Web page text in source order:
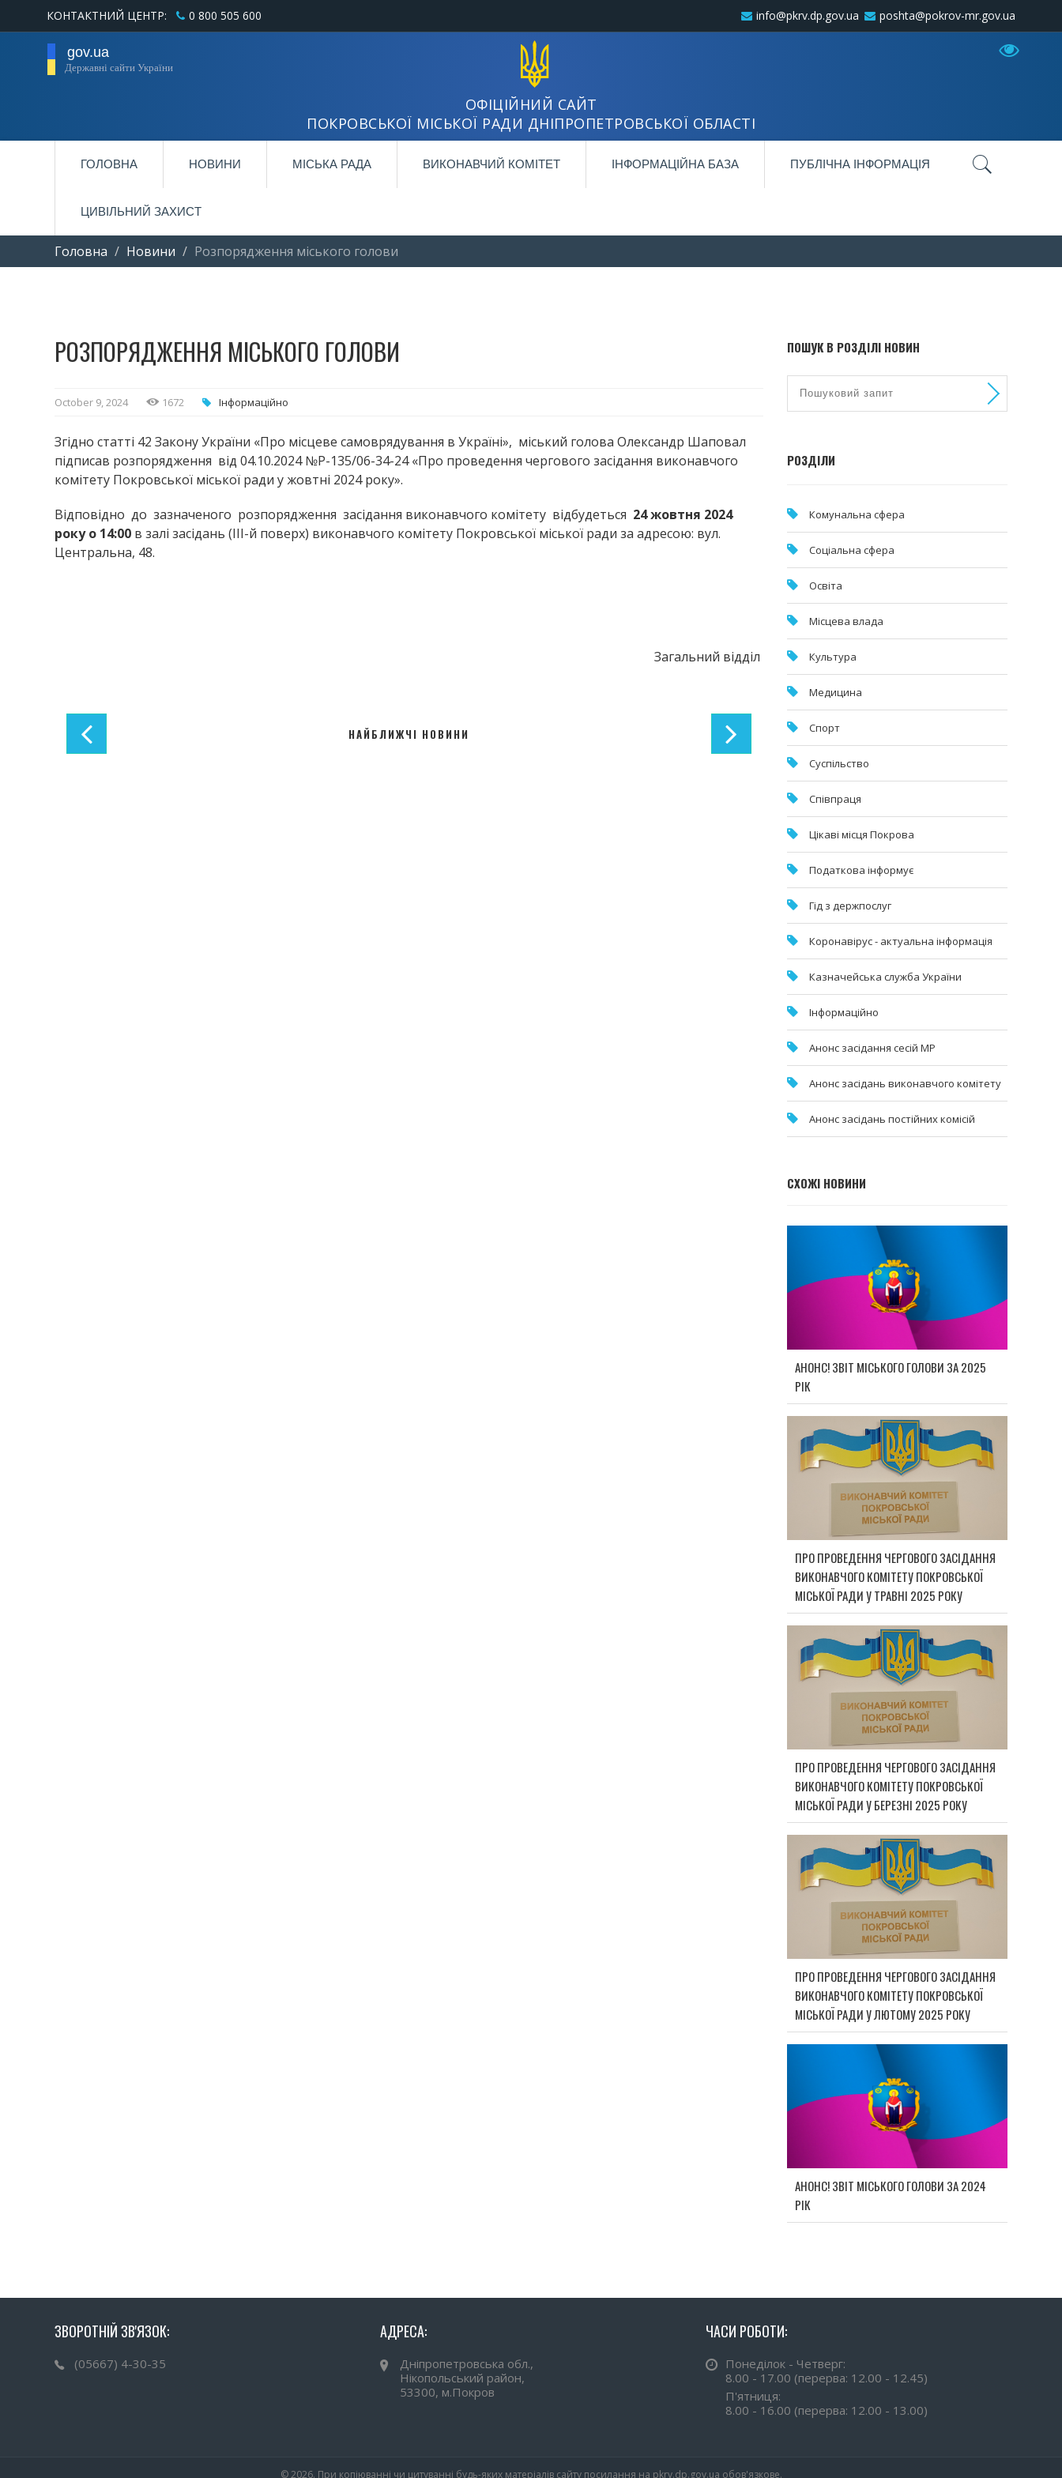
КОНТАКТНИЙ ЦЕНТР: 0 800 505 600 info@pkrv.dp.gov.ua poshta@pokrov-mr.gov.ua
gov.ua
Державні сайти України
ОФІЦІЙНИЙ САЙТ
ПОКРОВСЬКОЇ МІСЬКОЇ РАДИ ДНІПРОПЕТРОВСЬКОЇ ОБЛАСТІ
ГОЛОВНА НОВИНИ МІСЬКА РАДА ВИКОНАВЧИЙ КОМІТЕТ ІНФОРМАЦІЙНА БАЗА ПУБЛІЧНА ІНФОРМАЦІЯ
ЦИВІЛЬНИЙ ЗАХИСТ
Головна Новини Розпорядження міського голови
РОЗПОРЯДЖЕННЯ МІСЬКОГО ГОЛОВИ
October 9, 2024 1672 Інформаційно
Згідно статті 42 Закону України «Про місцеве самоврядування в Україні», міський голова Олександр Шаповал
підписав розпорядження від 04.10.2024 №Р-135/06-34-24 «Про проведення чергового засідання виконавчого
комітету Покровської міської ради у жовтні 2024 року».
Відповідно до зазначеного розпорядження засідання виконавчого комітету відбудеться 24 жовтня 2024
року о 14:00в залі засідань (ІІІ-й поверх) виконавчого комітету Покровської міської ради за адресою: вул.
Центральна, 48.
Загальний відділ
НАЙБЛИЖЧІ НОВИНИ
ПОШУК В РОЗДІЛІ НОВИН
РОЗДІЛИ
Комунальна cфера
Соціальна сфера
Освіта
Місцева влада
Культура
Медицина
Спорт
Суспільство
Співпраця
Цікаві місця Покрова
Податкова інформує
Гід з держпослуг
Коронавірус - актуальна інформація
Казначейська служба України
Інформаційно
Анонс засідання сесій МР
Анонс засідань виконавчого комітету
Анонс засідань постійних комісій
СХОЖІ НОВИНИ
АНОНС! ЗВІТ МІСЬКОГО ГОЛОВИ ЗА 2025
РІК
ПРО ПРОВЕДЕННЯ ЧЕРГОВОГО ЗАСІДАННЯ
ВИКОНАВЧОГО КОМІТЕТУ ПОКРОВСЬКОЇ
МІСЬКОЇ РАДИ У ТРАВНІ 2025 РОКУ
ПРО ПРОВЕДЕННЯ ЧЕРГОВОГО ЗАСІДАННЯ
ВИКОНАВЧОГО КОМІТЕТУ ПОКРОВСЬКОЇ
МІСЬКОЇ РАДИ У БЕРЕЗНІ 2025 РОКУ
ПРО ПРОВЕДЕННЯ ЧЕРГОВОГО ЗАСІДАННЯ
ВИКОНАВЧОГО КОМІТЕТУ ПОКРОВСЬКОЇ
МІСЬКОЇ РАДИ У ЛЮТОМУ 2025 РОКУ
АНОНС! ЗВІТ МІСЬКОГО ГОЛОВИ ЗА 2024
РІК
ЗВОРОТНІЙ ЗВ'ЯЗОК:
(05667) 4-30-35
АДРЕСА:
Дніпропетровська обл.,
Нікопольський район,
53300, м.Покров
ЧАСИ РОБОТИ:
Понеділок - Четверг:
8.00 - 17.00 (перерва: 12.00 - 12.45)
П'ятниця:
8.00 - 16.00 (перерва: 12.00 - 13.00)
© 2026. При копіюванні чи цитуванні будь-яких матеріалів сайту посилання на pkrv.dp.gov.ua обов'язкове.